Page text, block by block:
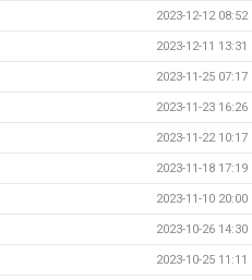
2023-12-12 08:52
2023-12-11 13:31
2023-11-25 07:17
2023-11-23 16:26
2023-11-22 10:17
2023-11-18 17:19
2023-11-10 20:00
2023-10-26 14:30
2023-10-25 11:11